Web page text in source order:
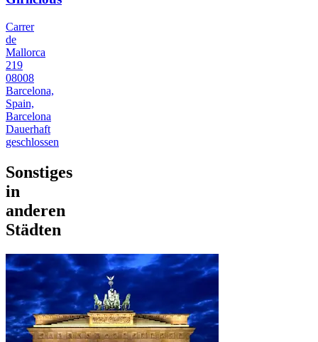
Carrer
de
Mallorca
219
08008
Barcelona,
Spain,
Barcelona
Dauerhaft
geschlossen
Sonstiges
in
anderen
Städten